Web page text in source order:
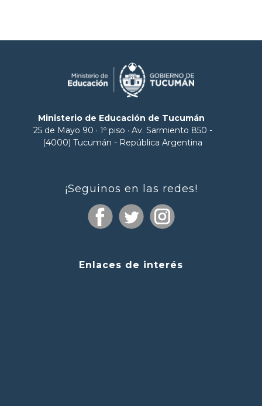
Ministerio de Educación de Tucumán
25 de Mayo 90 · 1º piso · Av. Sarmiento 850 -
(4000) Tucumán - República Argentina
¡Seguinos en las redes!
Enlaces de interés